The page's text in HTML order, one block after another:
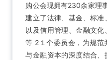
购公会现拥有230余家理
建立了法律、基金、标
以及信用管理、金融文
等 2１个委员会，为规范
与金融资本的深度结合